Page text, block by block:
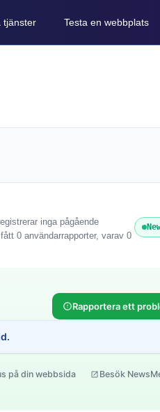
tjänster Testa en webbplats
inga pågående
0 användarrapporter, varav 0
Rapportera ett
på din webbsida Besök